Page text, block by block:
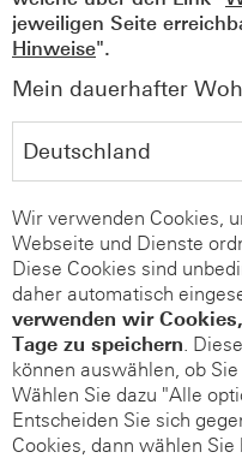
jeweiligen Seite
Hinweise".
Mein dauerhafter
Wir verwenden Cookies,
Webseite und Dienste
Diese Cookies sind
daher automatisch
verwenden wir
Tage zu speichern.
können auswählen, ob
Wählen Sie dazu "Alle
Entscheiden Sie sich
Cookies, dann wählen